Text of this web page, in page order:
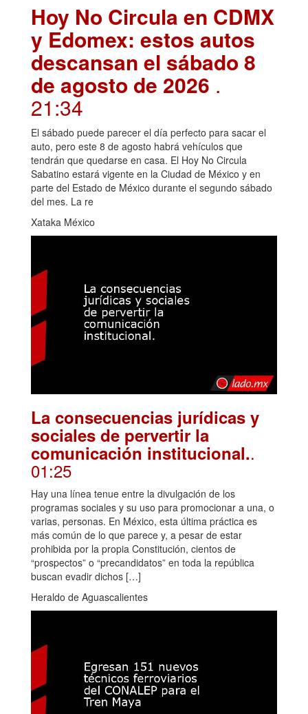
Hoy No Circula en CDMX
y Edomex: estos autos
descansan el sábado 8
de agosto de 2026 .
21:34
El sábado puede parecer el día perfecto para sacar el
auto, pero este 8 de agosto habrá vehículos que
tendrán que quedarse en casa. El Hoy No Circula
Sabatino estará vigente en la Ciudad de México y en
parte del Estado de México durante el segundo sábado
del mes. La re
Xataka México
La consecuencias jurídicas y
sociales de pervertir la
comunicación institucional..
01:25
Hay una línea tenue entre la divulgación de los
programas sociales y su uso para promocionar a una, o
varias, personas. En México, esta última práctica es
más común de lo que parece y, a pesar de estar
prohibida por la propia Constitución, cientos de
“prospectos” o “precandidatos” en toda la república
buscan evadir dichos […]
Heraldo de Aguascalientes